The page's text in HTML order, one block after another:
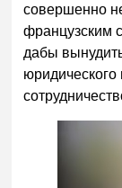
совершенно
французским
дабы